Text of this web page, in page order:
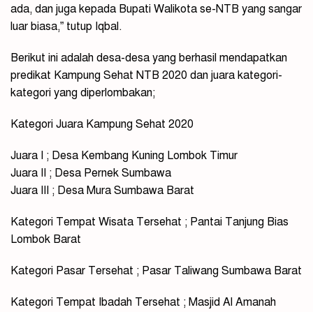
ada, dan juga kepada Bupati Walikota se-NTB yang sangar
luar biasa,” tutup Iqbal.
Berikut ini adalah desa-desa yang berhasil mendapatkan
predikat Kampung Sehat NTB 2020 dan juara kategori-
kategori yang diperlombakan;
Kategori Juara Kampung Sehat 2020
Juara I ; Desa Kembang Kuning Lombok Timur
Juara II ; Desa Pernek Sumbawa
Juara III ; Desa Mura Sumbawa Barat
Kategori Tempat Wisata Tersehat ; Pantai Tanjung Bias
Lombok Barat
Kategori Pasar Tersehat ; Pasar Taliwang Sumbawa Barat
Kategori Tempat Ibadah Tersehat ; Masjid Al Amanah